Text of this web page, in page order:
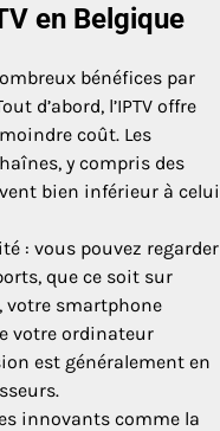
en Belgique
bénéfices par
d’abord, l’IPTV offre
coût. Les
y compris des
bien inférieur à celui
: vous pouvez regarder
que ce soit sur
votre smartphone
votre ordinateur
est généralement en
innovants comme la